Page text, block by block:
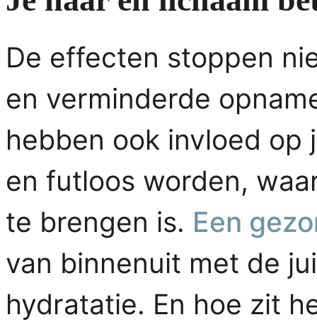
De effecten stoppen
en verminderde
hebben ook invloed op
en futloos worden,
te brengen is. Een
van binnenuit met de
hydratatie. En hoe zit